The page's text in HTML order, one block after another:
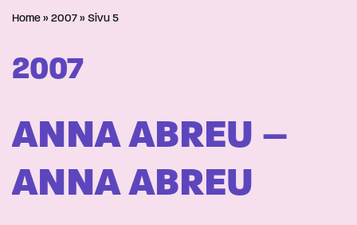
Home » 2007 » Sivu 5
2007
ANNA ABREU –
ANNA ABREU